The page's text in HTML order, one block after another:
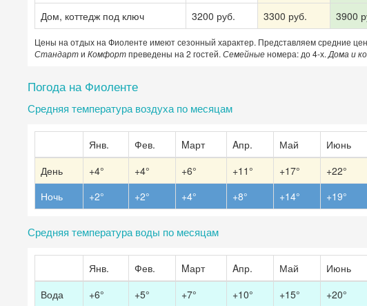
Дом, коттедж под ключ
3200 руб. 3300 руб. 3900
Цены на отдых на Фиоленте имеют сезонный характер. Представляем средние
Стандарти Комфортпреведены на 2 гостей. Семейныеномера: до 4-х. Дома и
Погода на Фиоленте
Средняя температура воздуха по месяцам
Янв. Фев. Mарт Aпр. Май Июнь
День
+4° +4° +6° +11° +17° +22°
Ночь
+2° +2° +4° +8° +14° +19°
Средняя температура воды по месяцам
Янв. Фев. Mарт Aпр. Май Июнь
Вода
+6° +5° +7° +10° +15° +20°